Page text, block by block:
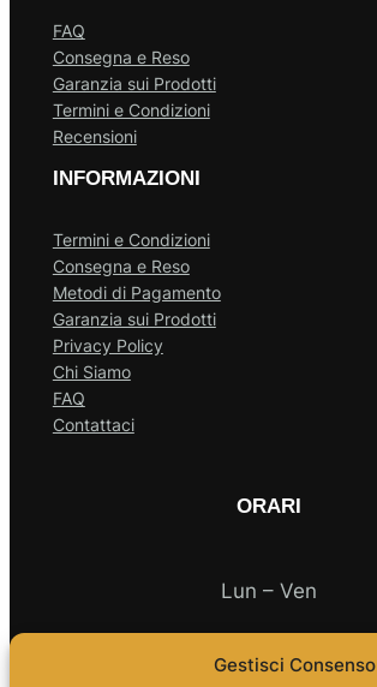
Gestisci Consenso
FAQ
Consegna e Reso
Garanzia sui Prodotti
Termini e Condizioni
Recensioni
INFORMAZIONI
Termini e Condizioni
Consegna e Reso
Metodi di Pagamento
Garanzia sui Prodotti
Privacy Policy
Chi Siamo
FAQ
Contattaci
ORARI
Lun – Ven
10.00 – 18.00